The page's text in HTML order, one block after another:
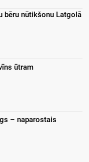
bēru nūtikšonu Latgolā
ūtram
– naparostais